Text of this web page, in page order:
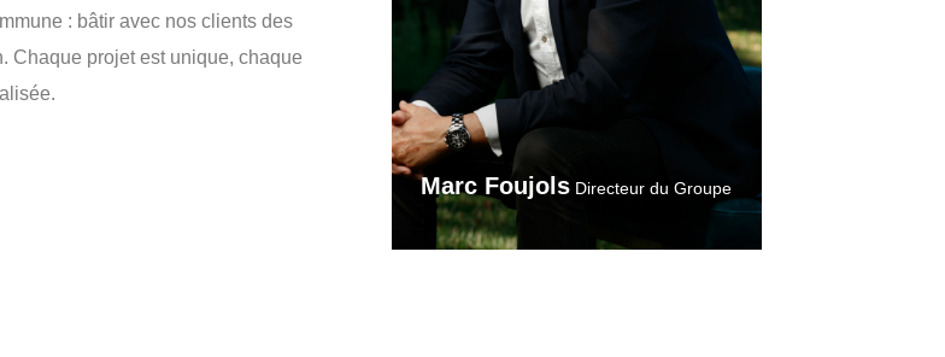
: bâtir avec nos clients des
Chaque projet est unique, chaque
Marc Foujols Directeur du Groupe